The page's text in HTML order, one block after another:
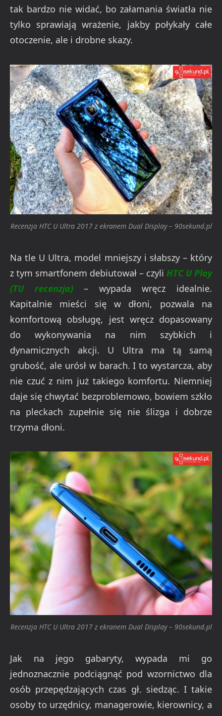
tak bardzo nie widać, bo załamania światła nie
tylko sprawiają wrażenie, jakby połykały całe
otoczenie, ale i drobne skazy.
Recenzja HTC U Ultra 2017 z ekranem Dual Display – 90sekund.pl
Na tle U Ultra, model mniejszy i słabszy – który
z tym smartfonem debiutował – czyli HTC U Play
(TU recenzja)– wypada wręcz idealnie.
Kapitalnie mieści się w dłoni, pozwala na
komfortową obsługę, jest wręcz dopasowany
do wykonywania na nim szybkich i
dynamicznych akcji. U Ultra ma tą samą
grubość, ale urósł w barach. I to wystarcza, aby
nie czuć z nim już takiego komfortu. Niemniej
daje się chwytać bezproblemowo, bowiem szkło
na pleckach zupełnie się nie ślizga i dobrze
trzyma dłoni.
Recenzja HTC U Ultra 2017 z ekranem Dual Display – 90sekund.pl
Jak na jego gabaryty, wypada mi go
jednoznacznie podciągnąć pod wzornictwo dla
osób przepędzających czas gł. siedząc. I takie
osoby to urzędnicy, managerowie, kierownicy, a